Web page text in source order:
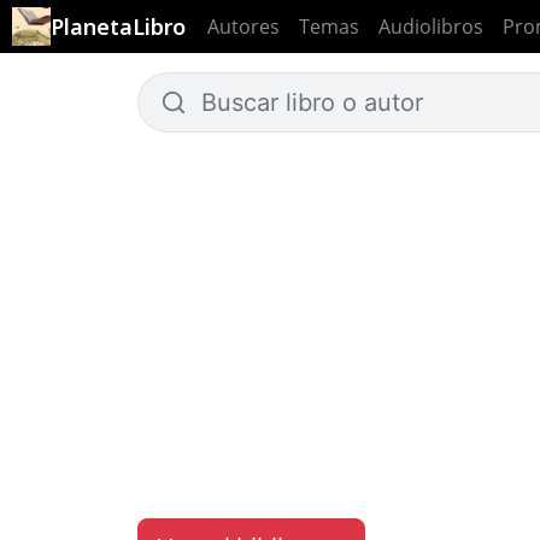
PlanetaLibro Autores Temas Audiolibros